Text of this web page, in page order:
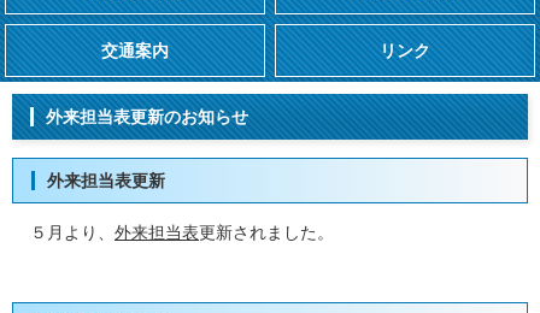
交通案内 リンク
外来担当表更新のお知らせ
外来担当表更新
５月より、 外来担当表更新されました。